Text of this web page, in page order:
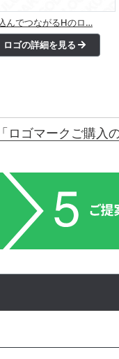
んでつながるHのロ…
ロゴの詳細を見る
「ロゴマークご購入